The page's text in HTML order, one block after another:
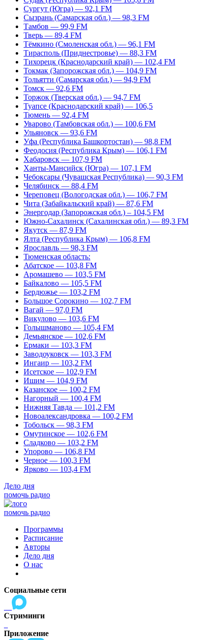
Сургут (Югра) — 92,1 FM
Сызрань (Самарская обл.) — 98,3 FM
Тамбов — 99,9 FM
Тверь — 89,4 FM
Тёмкино (Смоленская обл.) — 96,1 FM
Тирасполь (Приднестровье) — 88,3 FM
Тихорецк (Краснодарский край) — 102,4 FM
Токмак (Запорожская обл.) — 104,9 FM
Тольятти (Самарская обл.) — 94,9 FM
Томск — 92,6 FM
Торжок (Тверская обл.) — 94,7 FM
Туапсе (Краснодарский край) — 106,5
Тюмень — 92,4 FM
Уварово (Тамбовская обл.) — 100,6 FM
Ульяновск — 93,6 FM
Уфа (Республика Башкортостан) — 98,8 FM
Феодосия (Республика Крым) — 106,1 FM
Хабаровск — 107,9 FM
Ханты-Мансийск (Югра) — 107,1 FM
Чебоксары (Чувашская Республика) — 90,3 FM
Челябинск — 88,4 FM
Череповец (Вологодская обл.) — 106,7 FM
Чита (Забайкальский край) — 87,6 FM
Энергодар (Запорожская обл.) – 104,5 FM
Южно-Сахалинск (Сахалинская обл.) — 89,3 FM
Якутск — 87,9 FM
Ялта (Республика Крым) — 106,8 FM
Ярославль — 98,3 FM
Тюменская область:
Абатское — 103,8 FM
Аромашево — 103,5 FM
Байкалово — 105,5 FM
Бердюжье — 103,2 FM
Большое Сорокино — 102,7 FM
Вагай — 97,0 FM
Викулово — 103,6 FM
Голышманово — 105,4 FM
Демьянское — 102,6 FM
Ермаки — 103,3 FM
Заводоуковск — 103,3 FM
Ингаир — 103,2 FM
Исетское — 102,9 FM
Ишим — 104,9 FM
Казанское — 100,2 FM
Нагорный — 100,4 FM
Нижняя Тавда — 101,2 FM
Новоалександровка — 100,2 FM
Тобольск — 98,3 FM
Омутинское — 102,6 FM
Сладково — 103,2 FM
Упорово — 106,8 FM
Черное — 100,3 FM
Ярково — 103,4 FM
Дело дня
помочь радио
помочь радио
Программы
Расписание
Авторы
Дело дня
О нас
Социальные сети
Стриминги
Приложение